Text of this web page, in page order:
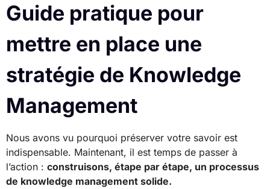
Guide pratique pour
mettre en place une
stratégie de Knowledge
Management
Nous avons vu pourquoi préserver votre savoir est
indispensable. Maintenant, il est temps de passer à
l’action : construisons, étape par étape, un processus
de knowledge management solide.